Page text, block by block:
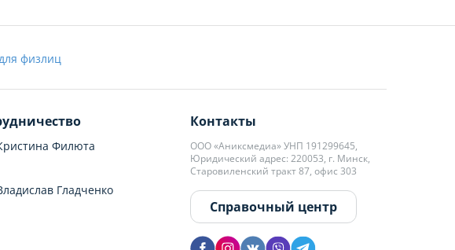
физлиц
Филюта
Гладченко
Контакты
ООО «Аниксмедиа» УНП 191299645,
Юридический адрес: 220053, г. Минск,
Старовиленский тракт 87, офис 303
Справочный центр